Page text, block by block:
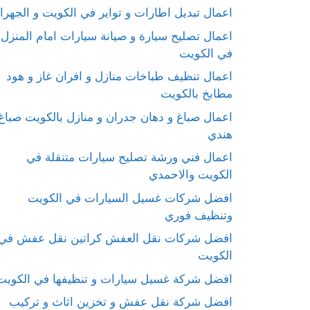
اعمال تبديل اطارات و تواير في الكويت و
اعمال تصليح سيارة و صيانة سيارات امام المنزل
في الكويت
اعمال تنظيف طباخات منازل و افران غاز و هود
مطابخ بالكويت
اعمال صباغ و دهان جدران و منازل بالكويت
هندي
اعمال فني ورشة تصليح سيارات متنقلة في
الكويت والاحمدي
افضل شركات غسيل السيارات في الكويت
وتنظيف فوري
افضل شركات نقل العفش كراتين نقل عفش
الكويت
افضل شركة غسيل سيارات و تنظيفها في
افضل شركة نقل عفش و تخزين اثاث و تركيب